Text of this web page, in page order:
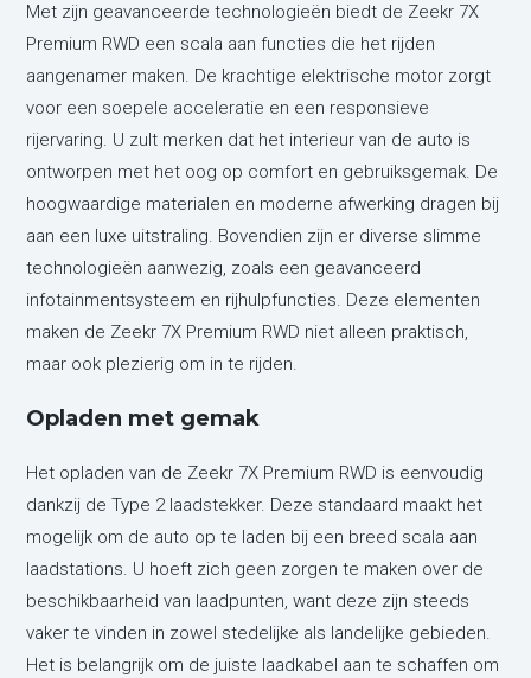
Met zijn geavanceerde technologieën biedt de Zeekr 7X
Premium RWD een scala aan functies die het rijden
aangenamer maken. De krachtige elektrische motor zorgt
voor een soepele acceleratie en een responsieve
rijervaring. U zult merken dat het interieur van de auto is
ontworpen met het oog op comfort en gebruiksgemak. De
hoogwaardige materialen en moderne afwerking dragen bij
aan een luxe uitstraling. Bovendien zijn er diverse slimme
technologieën aanwezig, zoals een geavanceerd
infotainmentsysteem en rijhulpfuncties. Deze elementen
maken de Zeekr 7X Premium RWD niet alleen praktisch,
maar ook plezierig om in te rijden.
Opladen met gemak
Het opladen van de Zeekr 7X Premium RWD is eenvoudig
dankzij de Type 2 laadstekker. Deze standaard maakt het
mogelijk om de auto op te laden bij een breed scala aan
laadstations. U hoeft zich geen zorgen te maken over de
beschikbaarheid van laadpunten, want deze zijn steeds
vaker te vinden in zowel stedelijke als landelijke gebieden.
Het is belangrijk om de juiste laadkabel aan te schaffen om